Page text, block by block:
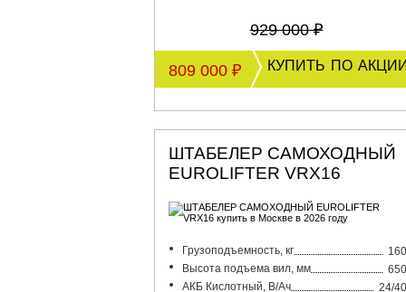
929 000 ₽
809 000 ₽ купить по
ШТАБЕЛЕР САМОХОДНЫЙ
EUROLIFTER VRX16
Грузоподъемность, кг
Высота подъема вил, мм
АКБ Кислотный, В/Ач
24/